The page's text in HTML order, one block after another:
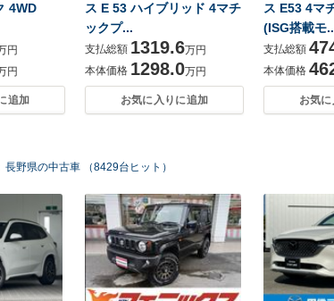
4WD
円
円
追加
ス E 53 ハイブリッド 4マチ
ックプ...
支払総額 1319.6万円
本体価格 1298.0万円
お気に入りに追加
ス E53 4マ
(ISG搭載モ
支払総額
本体価格
お気
長野県の中古車 （8429台ヒット）